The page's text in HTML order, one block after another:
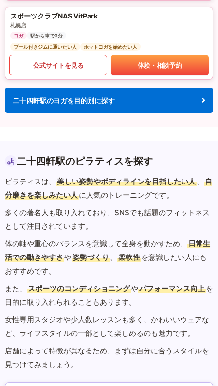
スポーツクラブNAS VitPark
札幌店
ヨガ
駅から車で9分
プール付きジムに通いたい人
ホットヨガを始めたい人
公式サイトを見る 体験・相談予約
二十四軒駅のヨガを目的別に探す
二十四軒駅のピラティスを探す
ピラティスは、 美しい姿勢やボディラインを目指したい人 、
自
分磨きを楽しみたい人に人気のトレーニングです。
多くの著名人も取り入れており、SNSでも話題のフィットネス
として注目されています。
体の軸や重心のバランスを意識して全身を動かすため、
日常生
活での動きやすさや姿勢づくり 、 柔軟性 を意識したい人にも
おすすめです。
また、
スポーツのコンディショニングやパフォーマンス向上 を
目的に取り入れられることもあります。
女性専用スタジオや少人数レッスンも多く、かわいいウェアな
ど、ライフスタイルの一部として楽しめるのも魅力です。
店舗によって特徴が異なるため、まずは自分に合うスタイルを
見つけてみましょう。